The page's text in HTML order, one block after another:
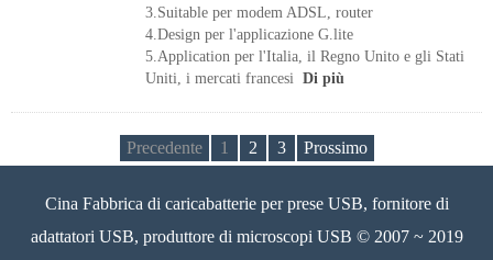
3.Suitable per modem ADSL, router
4.Design per l'applicazione G.lite
5.Application per l'Italia, il Regno Unito e gli Stati
Uniti, i mercati francesi Di più
Precedente 1 2 3 Prossimo
Cina Fabbrica di caricabatterie per prese USB, fornitore di
adattatori USB, produttore di microscopi USB © 2007 ~ 2019